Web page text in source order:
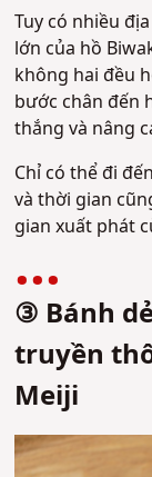
Tuy có nhiều
lớn của hồ
không hai đều
bước chân đến
thắng và nâng
Chỉ có thể đi
và thời gian
gian xuất phát
③ Bánh
truyền
Meiji